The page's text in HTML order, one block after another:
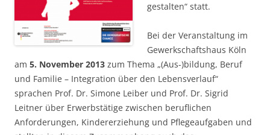
gestalten“ statt.
Bei der Veranstaltung im
Gewerkschaftshaus Köln
am 5. November 2013 zum Thema „(Aus-)bildung, Beruf
und Familie – Integration über den Lebensverlauf“
sprachen Prof. Dr. Simone Leiber und Prof. Dr. Sigrid
Leitner über Erwerbstätige zwischen beruflichen
Anforderungen, Kindererziehung und Pflegeaufgaben und